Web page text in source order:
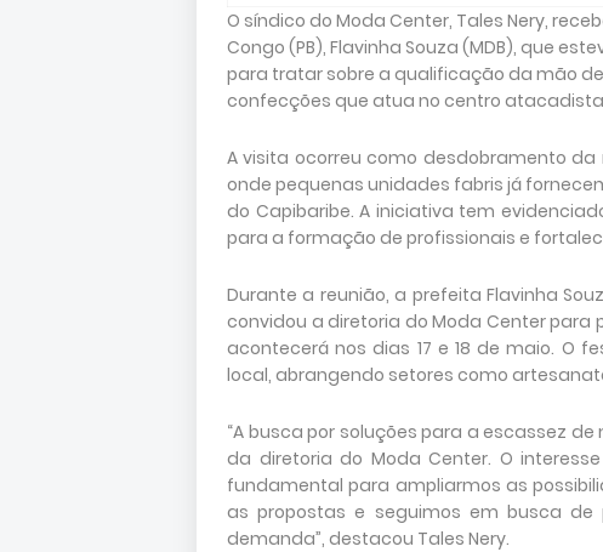
O síndico do Moda Center, Tales Nery,
Congo (PB), Flavinha Souza (MDB), que
para tratar sobre a qualificação da mão
confecções que atua no centro
A visita ocorreu como desdobramento da
onde pequenas unidades fabris já
do Capibaribe. A iniciativa tem
para a formação de profissionais e
Durante a reunião, a prefeita Flavinha
convidou a diretoria do Moda Center para
acontecerá nos dias 17 e 18 de maio. O
local, abrangendo setores como
“A busca por soluções para a escassez
da diretoria do Moda Center. O
fundamental para ampliarmos as
as propostas e seguimos em busca de
demanda”, destacou Tales Nery.